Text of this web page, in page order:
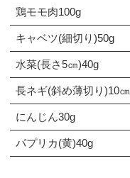
鶏モモ肉100g
キャベツ(細切り)50g
水菜(長さ5㎝)40g
長ネギ(斜め薄切り)10㎝
にんじん30g
パプリカ(黄)40g